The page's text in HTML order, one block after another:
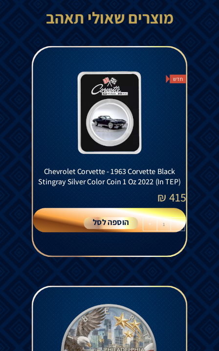
מוצרים שאולי תאהב
חדש
Chevrolet Corvette - 1963 Corvette Black
Stingray Silver Color Coin 1 Oz 2022 (In TEP)
415
₪
-
+ הוספה לסל